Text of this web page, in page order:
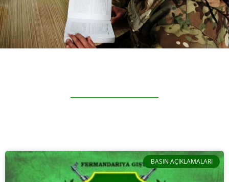
BASIN AÇIKLAMALARI
PagePagePage Page